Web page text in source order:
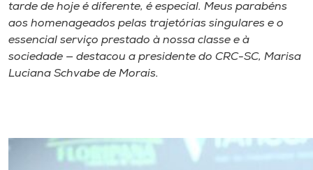
tarde de hoje é diferente, é especial. Meus parabéns
aos homenageados pelas trajetórias singulares e o
essencial serviço prestado à nossa classe e à
sociedade — destacou a presidente do CRC-SC, Marisa
Luciana Schvabe de Morais.